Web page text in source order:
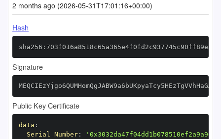
2 months ago (2026-05-31T17:01:16+00:00)
Hash
Signature
Public Key Certificate
data :
Serial Number: